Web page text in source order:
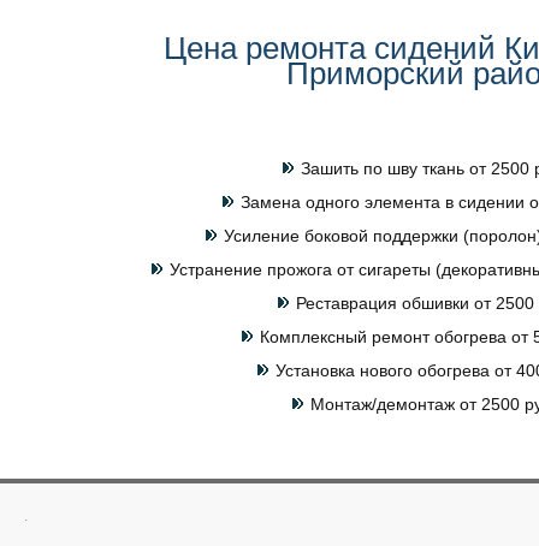
Цена ремонта сидений
Приморский
Зашить по шву ткань от 2500
Замена одного элемента в сидении
Усиление боковой поддержки
Устранение прожога от сигареты
Реставрация обшивки от 2500
Комплексный ремонт обогрева от
Установка нового обогрева от
Монтаж/демонтаж от 2500
.